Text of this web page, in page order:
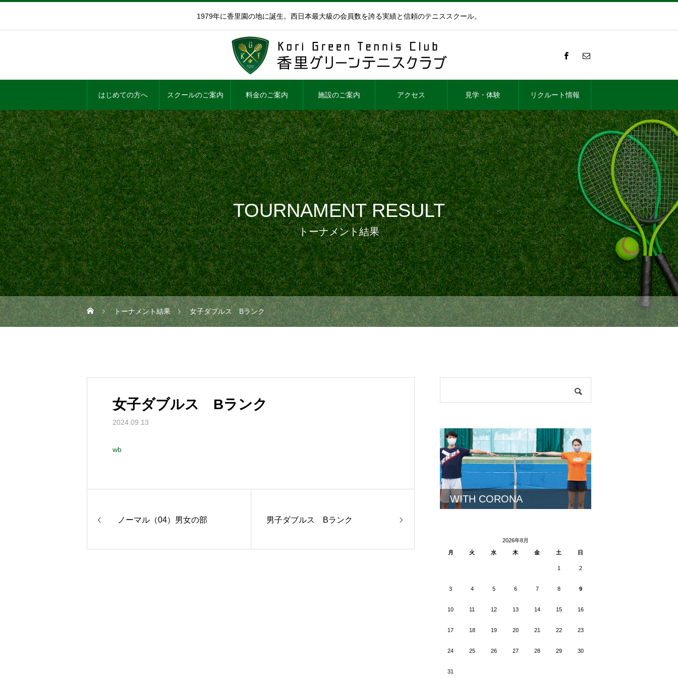
1979年に香里園の地に誕生。西日本最大級の会員数を誇る実績と信頼のテニススクール。
はじめての方へ スクールのご案内 料金のご案内 施設のご案内 アクセス 見学・体験 リクルート情報
TOURNAMENT RESULT
トーナメント結果
トーナメント結果 女子ダブルス Bランク
女子ダブルス Bランク
2024.09.13
wb
ノーマル（04）男女の部 男子ダブルス Bランク
WITH CORONA
2026年8月
月
火 水 木 金 土 日
1 2
3 4 5 6 7 8 9
10 11 12 13 14 15 16
17 18 19 20 21 22 23
24 25 26 27 28 29 30
31